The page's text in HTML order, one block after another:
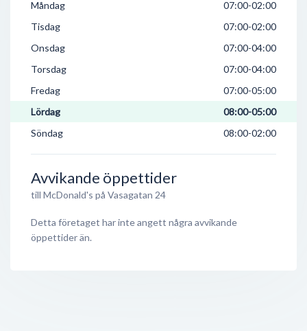
Måndag
07:00-02:00
Tisdag
07:00-02:00
Onsdag
07:00-04:00
Torsdag
07:00-04:00
Fredag
07:00-05:00
Lördag
08:00-05:00
Söndag
08:00-02:00
Avvikande öppettider
till McDonald's på Vasagatan 24
Detta företaget har inte angett några avvikande
öppettider än.